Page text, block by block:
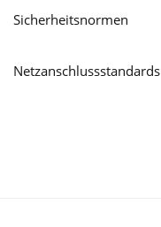
Sicherheitsnormen
Netzanschlussstandards